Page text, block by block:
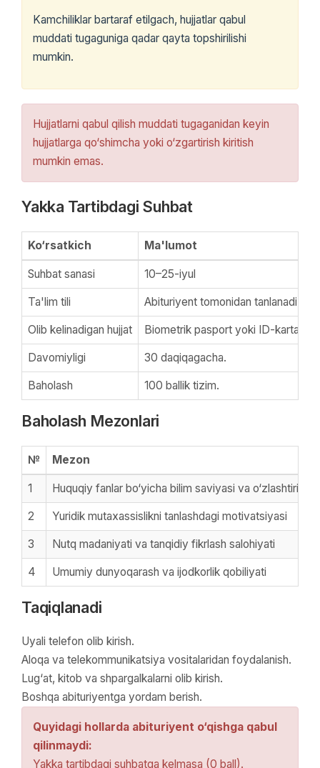
Kamchiliklar bartaraf etilgach, hujjatlar qabul
muddati tugaguniga qadar qayta topshirilishi
mumkin.
Hujjatlarni qabul qilish muddati tugaganidan keyin
hujjatlarga qo‘shimcha yoki o‘zgartirish kiritish
mumkin emas.
Yakka Tartibdagi Suhbat
Ko‘rsatkich Ma'lumot
Suhbat sanasi 10–25-iyul
Ta'lim tili Abituriyent tomonidan tanlanadi.
Olib kelinadigan hujjat Biometrik pasport yoki ID-karta.
Davomiyligi 30 daqiqagacha.
Baholash 100 ballik tizim.
Baholash Mezonlari
№ Mezon
1 Huquqiy fanlar bo‘yicha bilim saviyasi va o‘zlashtirish
2 Yuridik mutaxassislikni tanlashdagi motivatsiyasi
3 Nutq madaniyati va tanqidiy fikrlash salohiyati
4 Umumiy dunyoqarash va ijodkorlik qobiliyati
Taqiqlanadi
Uyali telefon olib kirish.
Aloqa va telekommunikatsiya vositalaridan foydalanish.
Lug‘at, kitob va shpargalkalarni olib kirish.
Boshqa abituriyentga yordam berish.
Quyidagi hollarda abituriyent o‘qishga qabul
qilinmaydi:
Yakka tartibdagi suhbatga kelmasa (0 ball).